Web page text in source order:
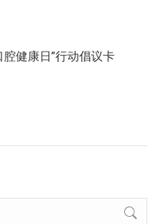
腔健康日”行动倡议卡